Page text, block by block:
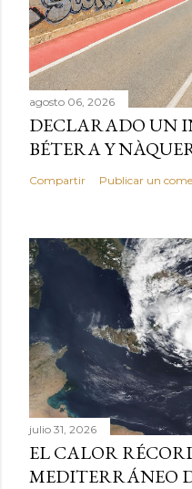
agosto 06, 2026
DECLARADO UN
BÉTERA Y
Compartir Publicar un
julio 31, 2026
EL CALOR
MEDITERRÁNEO